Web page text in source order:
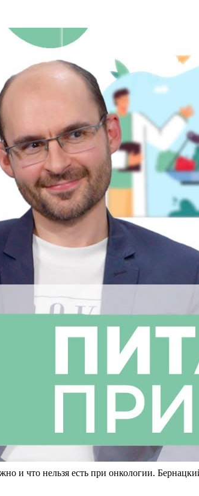
и что нельзя есть при онкологии.